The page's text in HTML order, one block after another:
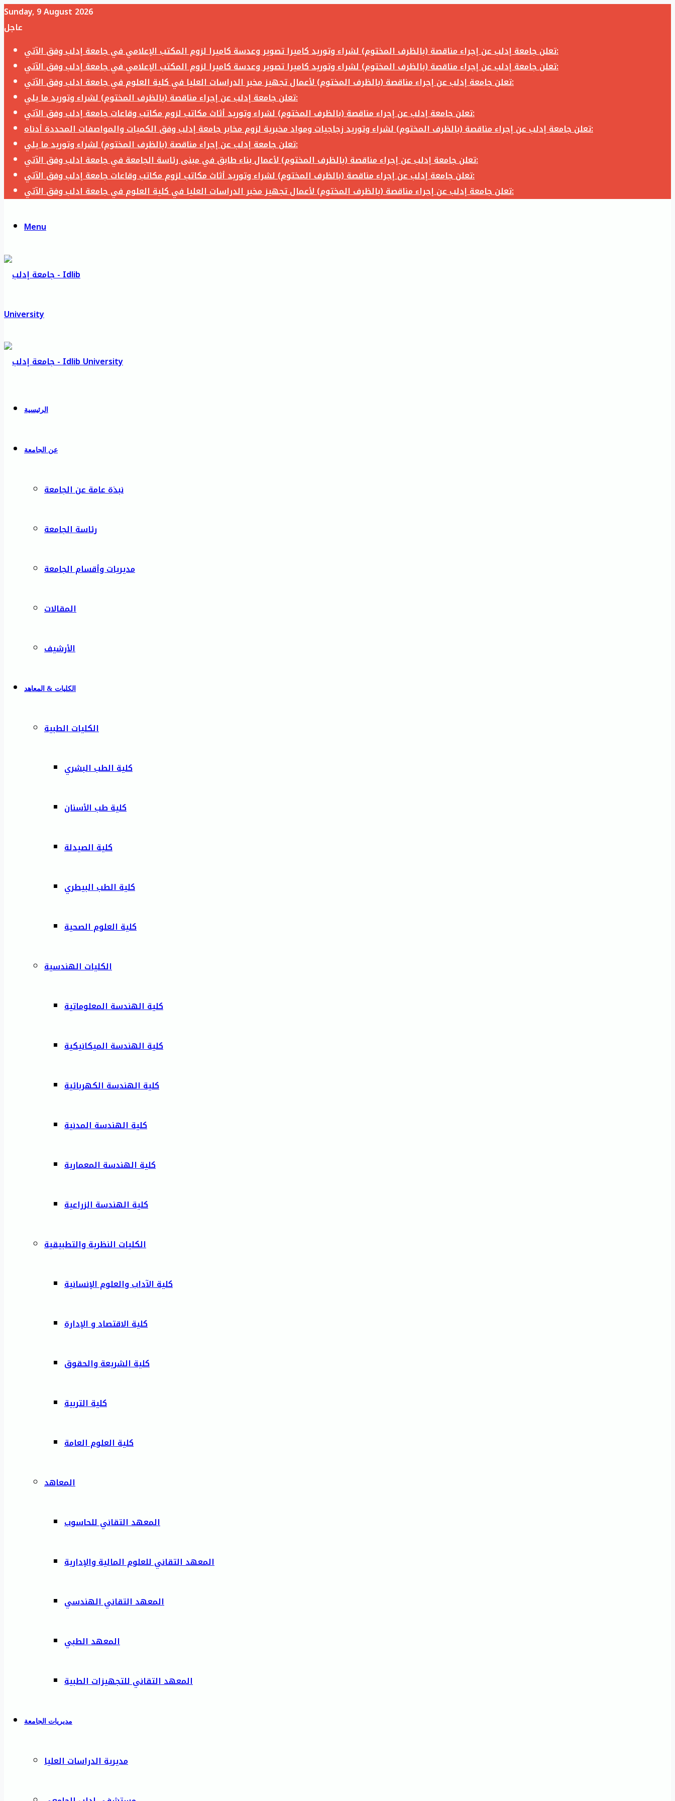
Sunday, 9 August 2026
عاجل
تعلن جامعة إدلب عن إجراء مناقصة (بالظرف المختوم) لشراء وتوريد كاميرا تصوير وعدسة كاميرا لزوم المكتب الإعلامي في جامعة إدلب وفق الآتي:
تعلن جامعة إدلب عن إجراء مناقصة (بالظرف المختوم) لشراء وتوريد كاميرا تصوير وعدسة كاميرا لزوم المكتب الإعلامي في جامعة إدلب وفق الآتي:
تعلن جامعة إدلب عن إجراء مناقصة (بالظرف المختوم) لأعمال تجهيز مخبر الدراسات العليا في كلية العلوم في جامعة ادلب وفق الآتي:
تعلن جامعة إدلب عن إجراء مناقصة (بالظرف المختوم) لشراء وتوريد ما يلي:
تعلن جامعة إدلب عن إجراء مناقصة (بالظرف المختوم) لشراء وتوريد أثاث مكاتب لزوم مكاتب وقاعات جامعة إدلب وفق الآتي:
تعلن جامعة إدلب عن إجراء مناقصة (بالظرف المختوم) لشراء وتوريد زجاجيات ومواد مخبرية لزوم مخابر جامعة إدلب وفق الكميات والمواصفات المحددة أدناه:
تعلن جامعة إدلب عن إجراء مناقصة (بالظرف المختوم) لشراء وتوريد ما يلي:
تعلن جامعة إدلب عن إجراء مناقصة (بالظرف المختوم) لأعمال بناء طابق في مبنى رئاسة الجامعة في جامعة ادلب وفق الآتي:
تعلن جامعة إدلب عن إجراء مناقصة (بالظرف المختوم) لشراء وتوريد أثاث مكاتب لزوم مكاتب وقاعات جامعة إدلب وفق الآتي:
تعلن جامعة إدلب عن إجراء مناقصة (بالظرف المختوم) لأعمال تجهيز مخبر الدراسات العليا في كلية العلوم في جامعة ادلب وفق الآتي:
Menu
الرئيسية
عن الجامعة
نبذة عامة عن الجامعة
رئاسة الجامعة
مديريات وأقسام الجامعة
المقالات
الأرشيف
الكليات & المعاهد
الكليات الطبية
كلية الطب البشري
كلية طب الأسنان
كلية الصيدلة
كلية الطب البيطري
كلية العلوم الصحية
الكليات الهندسية
كلية الهندسة المعلوماتية
كلية الهندسة الميكانيكية
كلية الهندسة الكهربائية
كلية الهندسة المدنية
كلية الهندسة المعمارية
كلية الهندسة الزراعية
الكليات النظرية والتطبيقية
كلية الآداب والعلوم الإنسانية
كلية الاقتصاد و الإدارة
كلية الشريعة والحقوق
كلية التربية
كلية العلوم العامة
المعاهد
المعهد التقاني للحاسوب
المعهد التقاني للعلوم المالية والإدارية
المعهد التقاني الهندسي
المعهد الطبي
المعهد التقاني للتجهيزات الطبية
مديريات الجامعة
مديرية الدراسات العليا